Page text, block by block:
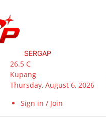
SERGAP
26.5 C
Kupang
Thursday, August 6, 2026
Sign in / Join